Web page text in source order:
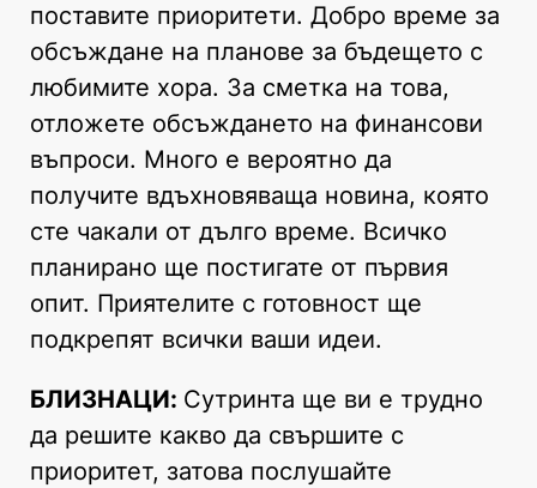
поставите приоритети. Добро време за
обсъждане на планове за бъдещето с
любимите хора. За сметка на това,
отложете обсъждането на финансови
въпроси. Много е вероятно да
получите вдъхновяваща новина, която
сте чакали от дълго време. Всичко
планирано ще постигате от първия
опит. Приятелите с готовност ще
подкрепят всички ваши идеи.
БЛИЗНАЦИ: Сутринта ще ви е трудно
да решите какво да свършите с
приоритет, затова послушайте